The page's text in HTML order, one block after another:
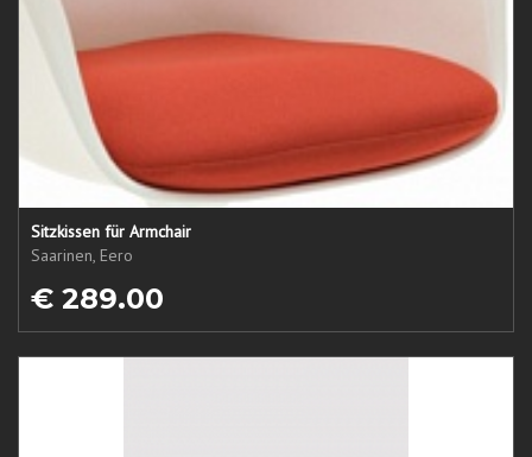
Sitzkissen für Armchair
Saarinen, Eero
€ 289.00